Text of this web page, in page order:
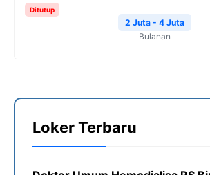
Ditutup
2 Juta - 4 Juta
Bulanan
Loker Terbaru